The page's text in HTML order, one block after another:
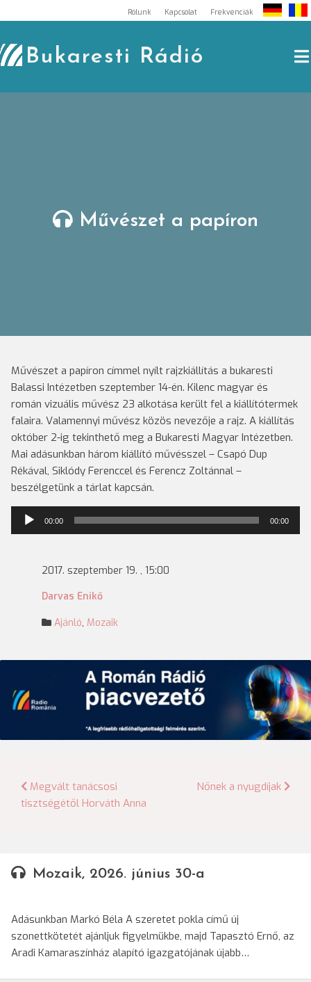
to
content
Rólunk Kapcsolat Frekvenciák
Bukaresti Rádió
Művészet a papíron
Művészet a papíron címmel nyílt rajzkiállítás a bukaresti
Balassi Intézetben szeptember 14-én. Kilenc magyar és
román vizuális művész 23 alkotása került fel a kiállítótermek
falaira. Valamennyi művész közös nevezője a rajz. A kiállítás
október 2-ig tekinthető meg a Bukaresti Magyar Intézetben.
Mai adásunkban három kiállító művésszel – Csapó Dup
Rékával, Siklódy Ferenccel és Ferencz Zoltánnal –
beszélgetünk a tárlat kapcsán.
Audió
lejátszó
00:00 00:00
2017. szeptember 19. , 15:00
Darvas Enikő
Ajánló, Mozaik
Bejegyzés
navigáció
Megvált tanácsosi
tisztségétől Horváth Anna
Nőnek a nyugdíjak
Mozaik, 2026. június 30-a
Adásunkban Markó Béla A szeretet pokla című új
szonettkötetét ajánljuk figyelmükbe, majd Tapasztó Ernő, az
Aradi Kamaraszínház alapító igazgatójának újabb…